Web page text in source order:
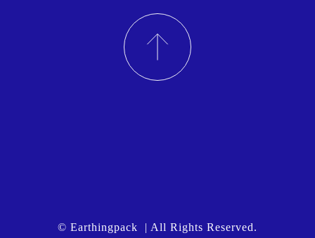
© Earthingpack | All Rights Reserved.